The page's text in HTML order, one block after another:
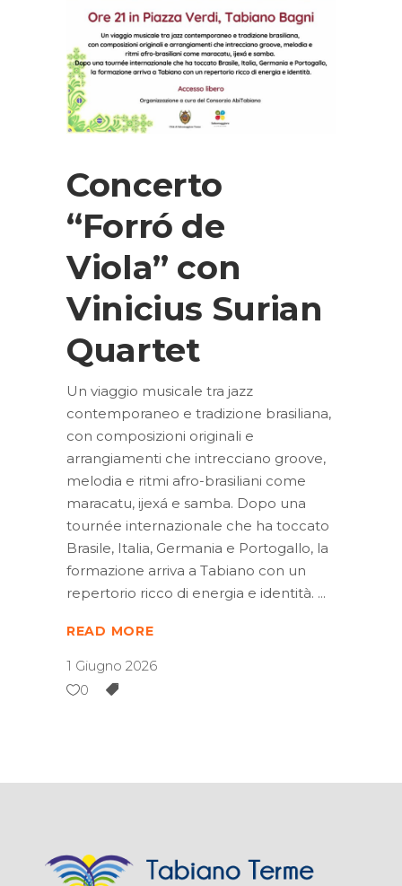
Concerto
“Forró de
Viola” con
Vinicius Surian
Quartet
Un viaggio musicale tra jazz
contemporaneo e tradizione brasiliana,
con composizioni originali e
arrangiamenti che intrecciano groove,
melodia e ritmi afro-brasiliani come
maracatu, ijexá e samba. Dopo una
tournée internazionale che ha toccato
Brasile, Italia, Germania e Portogallo, la
formazione arriva a Tabiano con un
repertorio ricco di energia e identità.
READ MORE
1 Giugno 2026
0